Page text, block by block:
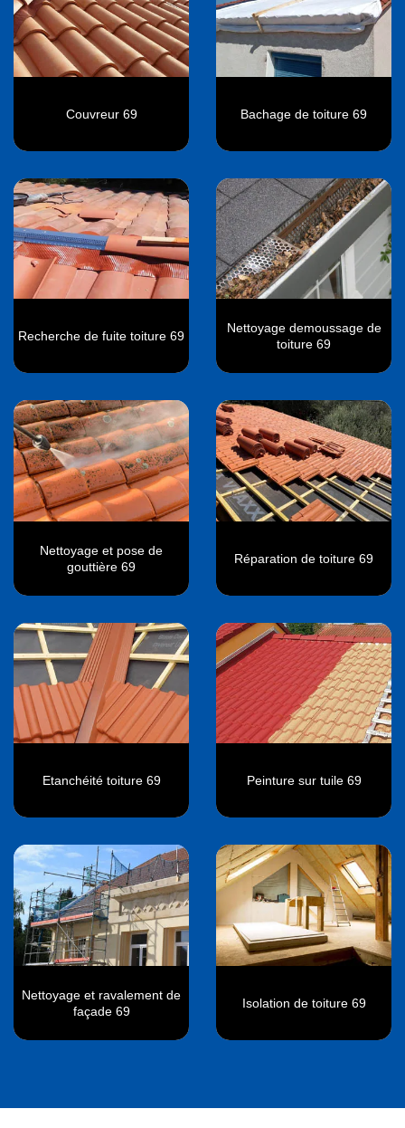
Couvreur 69 Bachage de toiture 69
Recherche de fuite toiture 69
Nettoyage demoussage de
toiture 69
Nettoyage et pose de
gouttière 69
Réparation de toiture 69
Etanchéité toiture 69 Peinture sur tuile 69
Nettoyage et ravalement de
façade 69
Isolation de toiture 69